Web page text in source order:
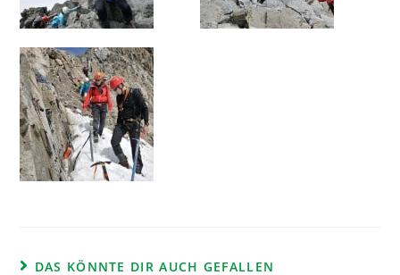
DAS KÖNNTE DIR AUCH GEFALLEN